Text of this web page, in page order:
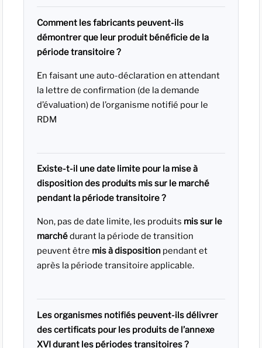
Comment les fabricants peuvent-ils
démontrer que leur produit bénéficie de la
période transitoire ?
En faisant une auto-déclaration en attendant
la lettre de confirmation (de la demande
d’évaluation) de l’organisme notifié pour le
RDM
Existe-t-il une date limite pour la mise à
disposition des produits mis sur le marché
pendant la période transitoire ?
Non, pas de date limite, les produits mis sur le
marchédurant la période de transition
peuvent être mis à disposition pendant et
après la période transitoire applicable.
Les organismes notifiés peuvent-ils délivrer
des certificats pour les produits de l’annexe
XVI durant les périodes transitoires ?